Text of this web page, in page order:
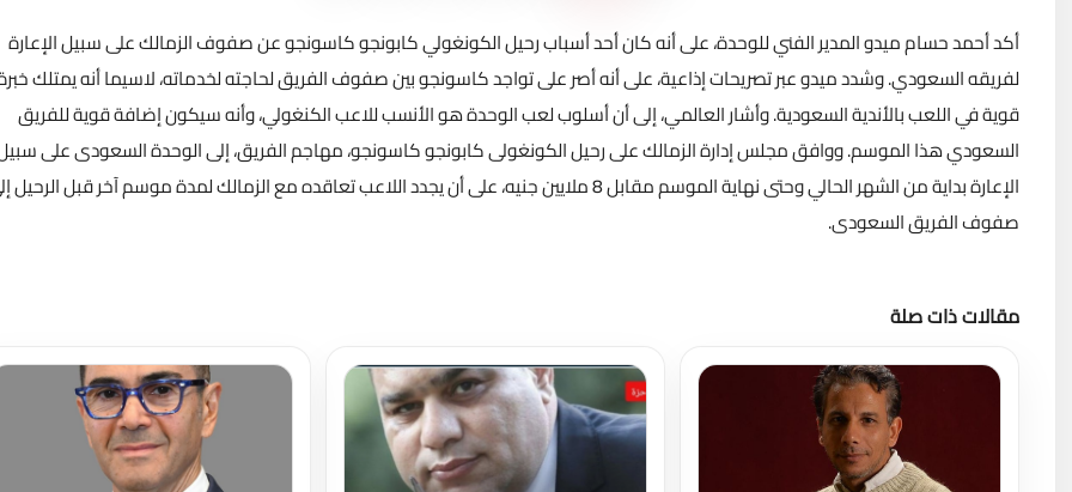
أكد أحمد حسام ميدو المدير الفني للوحدة، على أنه كان أحد أسباب رحيل الكونغولي كابونجو كاسونجو عن صفوف الزمالك على سبيل الإعارة
لفريقه السعودي. وشدد ميدو عبر تصريحات إذاعية، على أنه أصر على تواجد كاسونجو بين صفوف الفريق لحاجته لخدماته، لاسيما أنه يمتلك
قوية في اللعب بالأندية السعودية. وأشار العالمي، إلى أن أسلوب لعب الوحدة هو الأنسب للاعب الكنغولي، وأنه سيكون إضافة قوية للفريق
السعودي هذا الموسم. ووافق مجلس إدارة الزمالك على رحيل الكونغولى كابونجو كاسونجو، مهاجم الفريق، إلى الوحدة السعودى على
الإعارة بداية من الشهر الحالي وحتى نهاية الموسم مقابل 8 ملايين جنيه، على أن يجدد اللاعب تعاقده مع الزمالك لمدة موسم آخر قبل
صفوف الفريق السعودى.
مقالات ذات صلة